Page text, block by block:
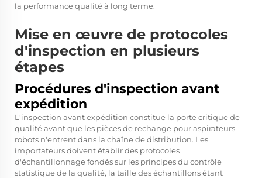
la performance qualité à long terme.
Mise en œuvre de protocoles
d'inspection en plusieurs
étapes
Procédures d'inspection avant
expédition
L'inspection avant expédition constitue la porte critique de
qualité avant que les pièces de rechange pour aspirateurs
robots n'entrent dans la chaîne de distribution. Les
importateurs doivent établir des protocoles
d'échantillonnage fondés sur les principes du contrôle
statistique de la qualité, la taille des échantillons étant